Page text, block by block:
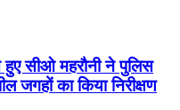
हुए सीओ महरौनी ने पुलिस
जगहों का किया निरीक्षण